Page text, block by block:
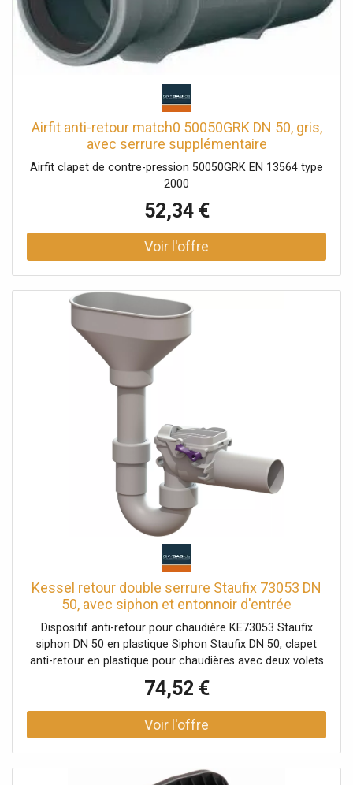
Airfit anti-retour match0 50050GRK DN 50, gris,
avec serrure supplémentaire
Airfit clapet de contre-pression 50050GRK EN 13564 type
2000
52,34 €
Kessel retour double serrure Staufix 73053 DN
50, avec siphon et entonnoir d'entrée
Dispositif anti-retour pour chaudière KE73053 Staufix
siphon DN 50 en plastique Siphon Staufix DN 50, clapet
anti-retour en plastique pour chaudières avec deux volets
à fermeture automatique, dont l'un est une fermeture
d'urgence verrouillable manuellement. Comprend un
support mural, un piège à odeurs tubulaire et un entonnoir
d'entrée pour le raccordement d'un système d'irrigation
Dispositif anti-retour double : Staufix Norme siphon : DIN
74,52 €